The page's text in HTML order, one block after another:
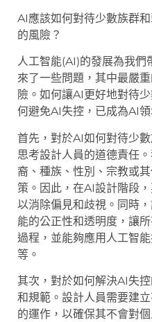
AI應該如何對待少數族群
的風險？
人工智能(AI)的發展為我們
來了一些問題，其中最嚴
險。如何讓AI更好地對待
何避免AI失控，已成為AI
首先，對於AI如何對待少
思考設計人員的道德責任
裔、種族、性別、宗教或
策。因此，在AI設計階段
以消除偏見和歧視。同時
能的公正性和透明度，讓
過程，並能夠應用人工智
等。
其次，對於如何解決AI失
和規範。設計人員需要建
的運作，以確保其不會對